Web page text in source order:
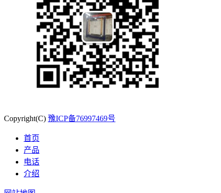
Copyright(C) 豫ICP备76997469号
首页
产品
电话
介绍